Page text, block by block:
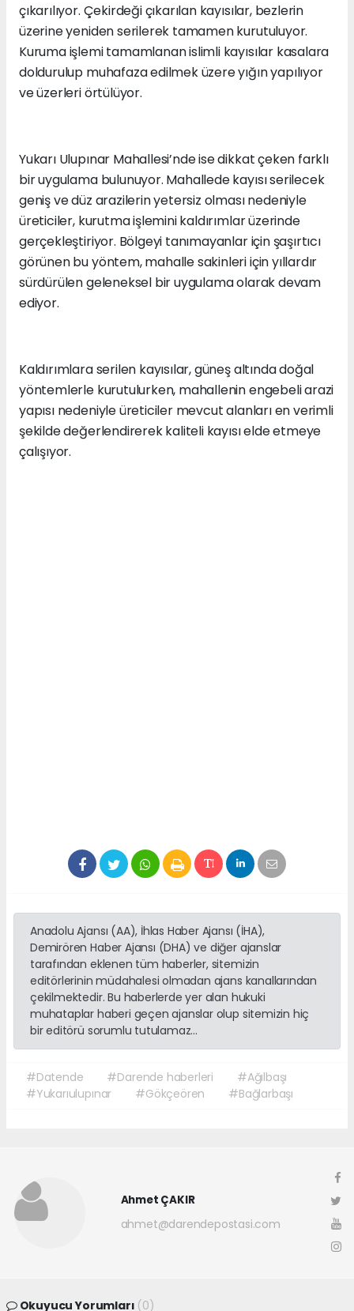
çıkarılıyor. Çekirdeği çıkarılan kayısılar, bezlerin
üzerine yeniden serilerek tamamen kurutuluyor.
Kuruma işlemi tamamlanan islimli kayısılar kasalara
doldurulup muhafaza edilmek üzere yığın yapılıyor
ve üzerleri örtülüyor.
Yukarı Ulupınar Mahallesi’nde ise dikkat çeken farklı
bir uygulama bulunuyor. Mahallede kayısı serilecek
geniş ve düz arazilerin yetersiz olması nedeniyle
üreticiler, kurutma işlemini kaldırımlar üzerinde
gerçekleştiriyor. Bölgeyi tanımayanlar için şaşırtıcı
görünen bu yöntem, mahalle sakinleri için yıllardır
sürdürülen geleneksel bir uygulama olarak devam
ediyor.
Kaldırımlara serilen kayısılar, güneş altında doğal
yöntemlerle kurutulurken, mahallenin engebeli arazi
yapısı nedeniyle üreticiler mevcut alanları en verimli
şekilde değerlendirerek kaliteli kayısı elde etmeye
çalışıyor.
Anadolu Ajansı (AA), İhlas Haber Ajansı (İHA),
Demirören Haber Ajansı (DHA) ve diğer ajanslar
tarafından eklenen tüm haberler, sitemizin
editörlerinin müdahalesi olmadan ajans kanallarından
çekilmektedir. Bu haberlerde yer alan hukuki
muhataplar haberi geçen ajanslar olup sitemizin hiç
bir editörü sorumlu tutulamaz...
#Datende #Darende haberleri
#Ağılbaşı
#Yukarıulupınar
#Gökçeören #Bağlarbaşı
Ahmet ÇAKIR
ahmet@darendepostasi.com
Okuyucu Yorumları (0)